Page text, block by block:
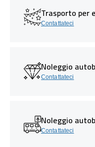
Trasporto per
Contattateci
Noleggio
Contattateci
Noleggio
Contattateci